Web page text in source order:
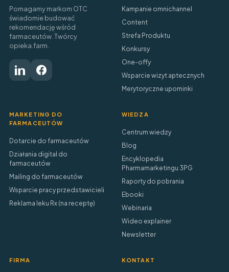
Pomagamy markom OTC
świadomie budować
rekomendację wśród
farmaceutów. Twórcy
opieka.farm.
Kampanie omnichannel
Content
Strefa Produktu
Konkursy
One-offy
Wsparcie wizyt aptecznych
Merytoryczne upominki
MARKETING DO
FARMACEUTÓW
Dotarcie do farmaceutów
Działania digital do
farmaceutów
Mailing do farmaceutów
Wsparcie pracy przedstawicieli
Reklama leku Rx (na receptę)
WIEDZA
Centrum wiedzy
Blog
Encyklopedia
Pharmamarketingu 3PG
Raporty do pobrania
Ebooki
Webinaria
Wideo explainer
Newsletter
FIRMA KONTAKT